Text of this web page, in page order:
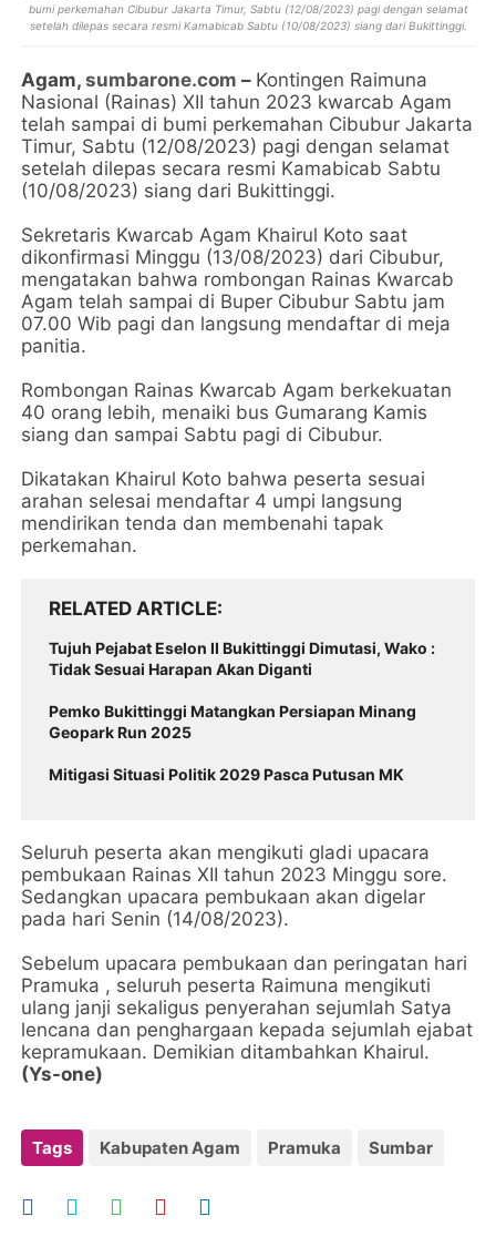
bumi perkemahan Cibubur Jakarta Timur, Sabtu (12/08/2023) pagi dengan selamat
setelah dilepas secara resmi Kamabicab Sabtu (10/08/2023) siang dari Bukittinggi.
Agam,sumbarone.com – Kontingen Raimuna
Nasional (Rainas) XII tahun 2023 kwarcab Agam
telah sampai di bumi perkemahan Cibubur Jakarta
Timur, Sabtu (12/08/2023) pagi dengan selamat
setelah dilepas secara resmi Kamabicab Sabtu
(10/08/2023) siang dari Bukittinggi.
Sekretaris Kwarcab Agam Khairul Koto saat
dikonfirmasi Minggu (13/08/2023) dari Cibubur,
mengatakan bahwa rombongan Rainas Kwarcab
Agam telah sampai di Buper Cibubur Sabtu jam
07.00 Wib pagi dan langsung mendaftar di meja
panitia.
Rombongan Rainas Kwarcab Agam berkekuatan
40 orang lebih, menaiki bus Gumarang Kamis
siang dan sampai Sabtu pagi di Cibubur.
Dikatakan Khairul Koto bahwa peserta sesuai
arahan selesai mendaftar 4 umpi langsung
mendirikan tenda dan membenahi tapak
perkemahan.
RELATED ARTICLE
Tujuh Pejabat Eselon II Bukittinggi Dimutasi, Wako :
Tidak Sesuai Harapan Akan Diganti
Pemko Bukittinggi Matangkan Persiapan Minang
Geopark Run 2025
Mitigasi Situasi Politik 2029 Pasca Putusan MK
Seluruh peserta akan mengikuti gladi upacara
pembukaan Rainas XII tahun 2023 Minggu sore.
Sedangkan upacara pembukaan akan digelar
pada hari Senin (14/08/2023).
Sebelum upacara pembukaan dan peringatan hari
Pramuka , seluruh peserta Raimuna mengikuti
ulang janji sekaligus penyerahan sejumlah Satya
lencana dan penghargaan kepada sejumlah ejabat
kepramukaan. Demikian ditambahkan Khairul.
(Ys-one)
Tags Kabupaten Agam Pramuka Sumbar